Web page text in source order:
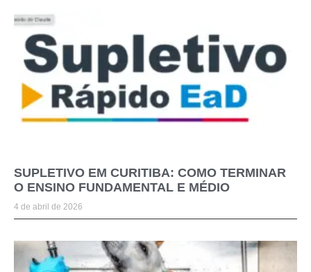
SUPLETIVO EM CURITIBA: COMO TERMINAR
O ENSINO FUNDAMENTAL E MÉDIO
4 de abril de 2026